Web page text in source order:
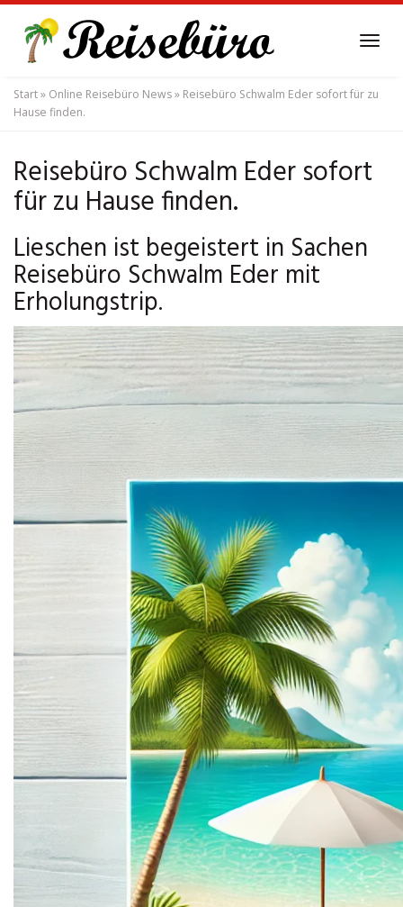
main
content
Start» Online Reisebüro News» Reisebüro Schwalm Eder sofort für zu
Hause finden.
Reisebüro Schwalm Eder sofort
für zu Hause finden.
Lieschen ist begeistert in Sachen
Reisebüro Schwalm Eder mit
Erholungstrip.